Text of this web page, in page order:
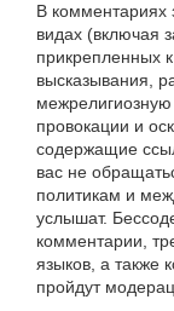
В комментариях
видах (включая
прикрепленных
высказывания,
провокации и
содержащие
вас не
политикам и
услышат.
комментарии,
языков, а также
пройдут